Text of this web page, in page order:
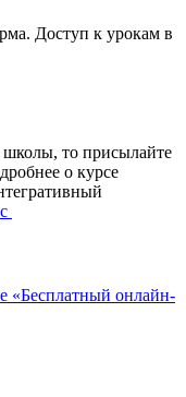
Доступ к урокам в
школы, то присылайте
о курсе
«Бесплатный онлайн-